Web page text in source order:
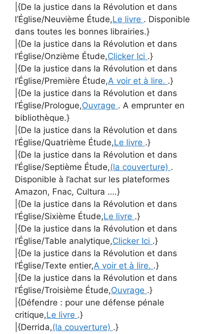
|{De la justice dans la Révolution et dans
l’Église/Neuvième Étude,Le livre . Disponible
dans toutes les bonnes librairies.}
|{De la justice dans la Révolution et dans
l’Église/Onzième Étude,Clicker Ici .}
|{De la justice dans la Révolution et dans
l’Église/Première Étude,A voir et à lire. .}
|{De la justice dans la Révolution et dans
l’Église/Prologue,Ouvrage . A emprunter en
bibliothèque.}
|{De la justice dans la Révolution et dans
l’Église/Quatrième Étude,Le livre .}
|{De la justice dans la Révolution et dans
l’Église/Septième Étude,(la couverture) .
Disponible à l’achat sur les plateformes
Amazon, Fnac, Cultura ….}
|{De la justice dans la Révolution et dans
l’Église/Sixième Étude,Le livre .}
|{De la justice dans la Révolution et dans
l’Église/Table analytique,Clicker Ici .}
|{De la justice dans la Révolution et dans
l’Église/Texte entier,A voir et à lire. .}
|{De la justice dans la Révolution et dans
l’Église/Troisième Étude,Ouvrage .}
|{Défendre : pour une défense pénale
critique,Le livre .}
|{Derrida,(la couverture) .}